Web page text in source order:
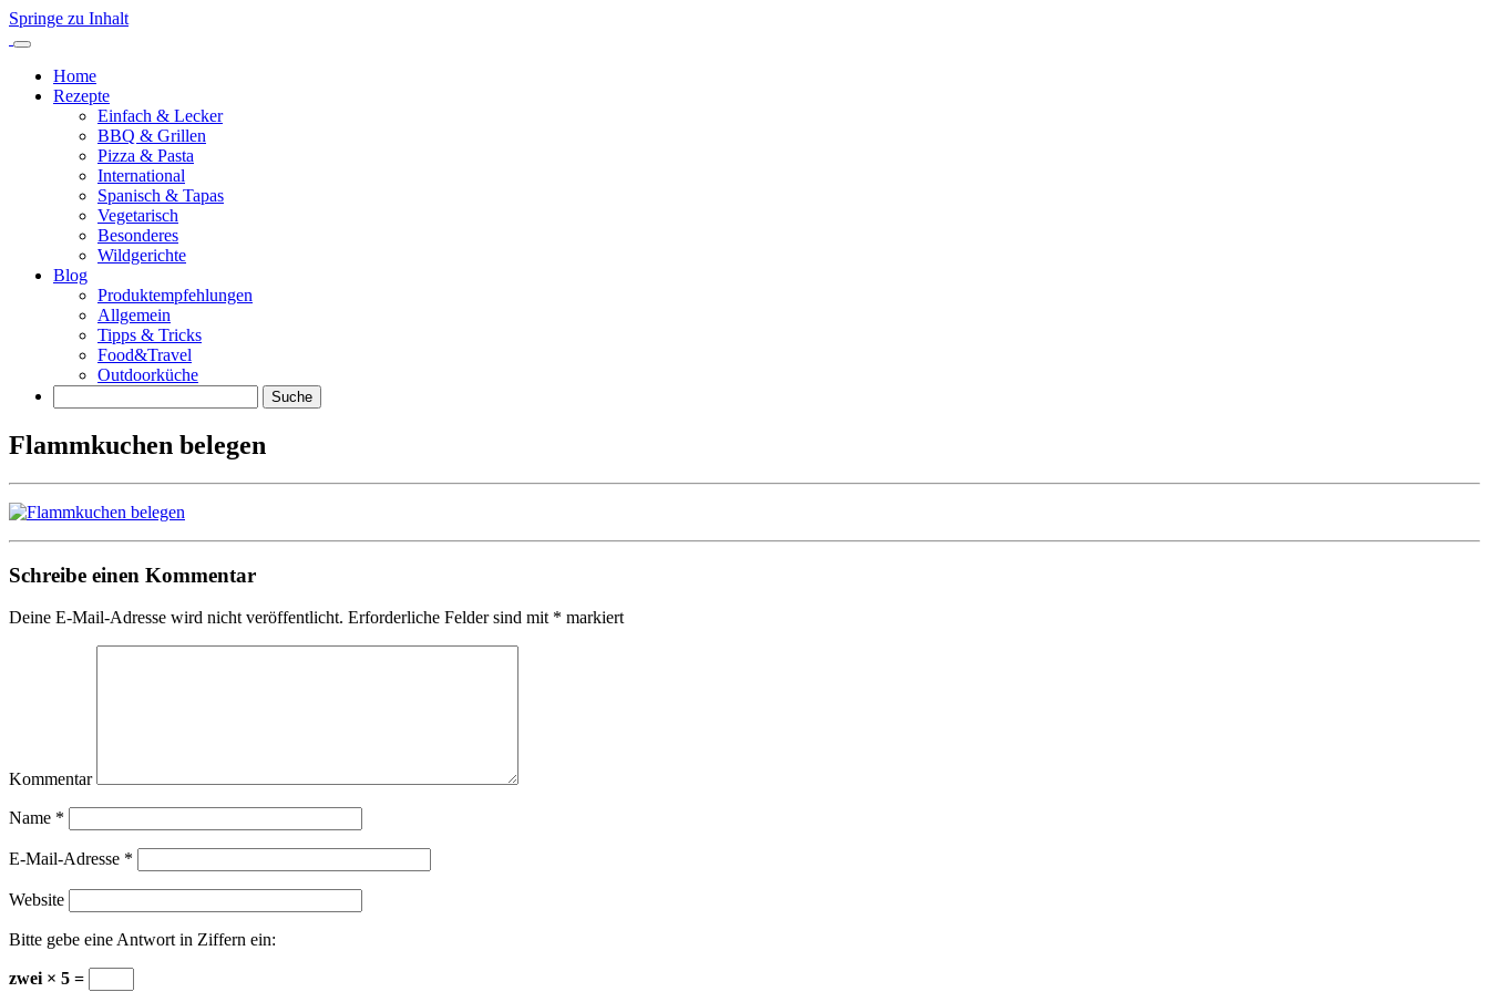
Springe zu Inhalt
Home
Rezepte
Einfach & Lecker
BBQ & Grillen
Pizza & Pasta
International
Spanisch & Tapas
Vegetarisch
Besonderes
Wildgerichte
Blog
Produktempfehlungen
Allgemein
Tipps & Tricks
Food&Travel
Outdoorküche
Suche
Flammkuchen belegen
Schreibe einen Kommentar
Deine E-Mail-Adresse wird nicht veröffentlicht. Erforderliche Felder sind mit * markiert
Kommentar
Name *
E-Mail-Adresse *
Website
Bitte gebe eine Antwort in Ziffern ein:
zwei × 5 =